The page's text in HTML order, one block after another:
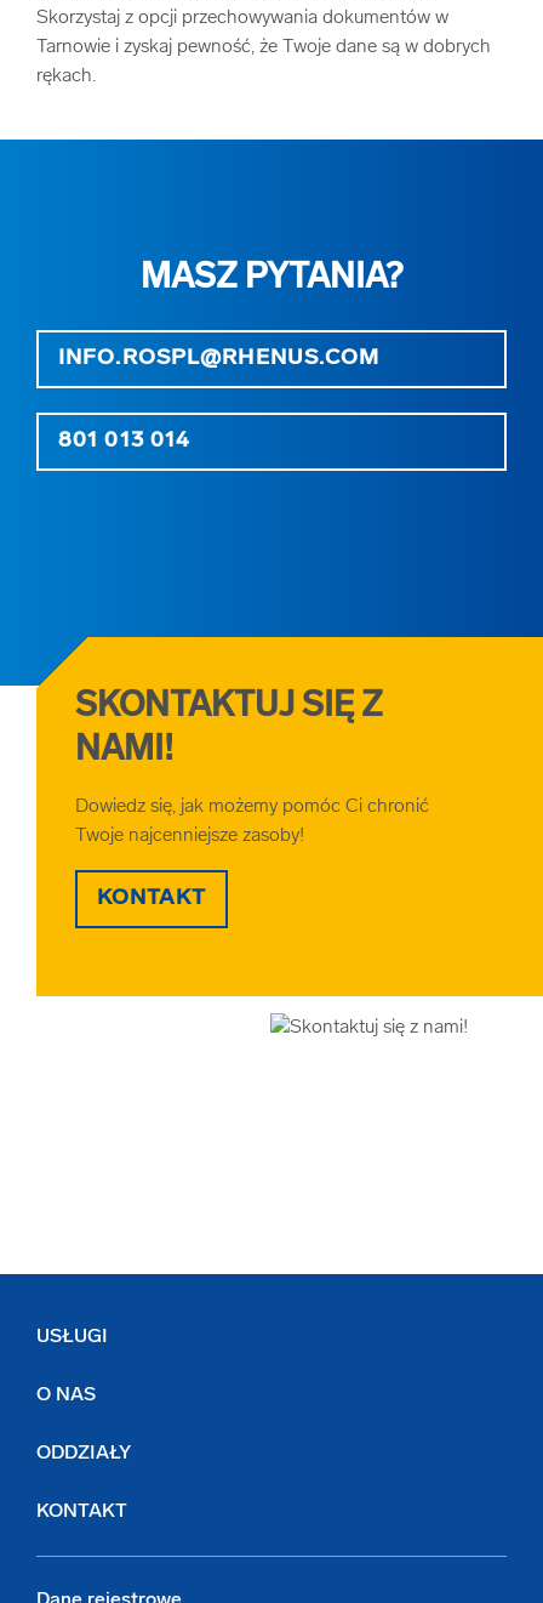
Skorzystaj z opcji przechowywania dokumentów w
Tarnowie i zyskaj pewność, że Twoje dane są w dobrych
rękach.
MASZ PYTANIA?
INFO.ROSPL@RHENUS.COM
801 013 014
SKONTAKTUJ SIĘ Z
NAMI!
Dowiedz się, jak możemy pomóc Ci chronić
Twoje najcenniejsze zasoby!
KONTAKT
USŁUGI
O NAS
ODDZIAŁY
KONTAKT